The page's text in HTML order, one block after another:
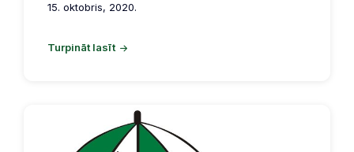
15. oktobris, 2020.
Turpināt lasīt